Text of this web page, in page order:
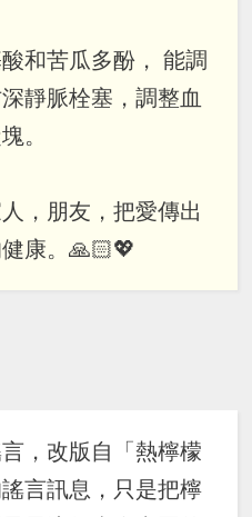
和苦瓜多酚， 能調
靜脈栓塞，調整血
。
，朋友，把愛傳出
康。🙏🏻💖
，改版自「熱檸檬
言訊息，只是把檸